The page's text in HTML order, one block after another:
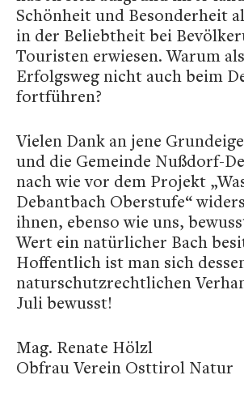
Schönheit und Besonderheit
in der Beliebtheit bei
Touristen erwiesen. Warum
Erfolgsweg nicht auch beim
fortführen?
Vielen Dank an jene
und die Gemeinde Nußdorf-
nach wie vor dem Projekt
Debantbach Oberstufe“
ihnen, ebenso wie uns,
Wert ein natürlicher Bach
Hoffentlich ist man sich
naturschutzrechtlichen
Juli bewusst!
Mag. Renate Hölzl
Obfrau Verein Osttirol Natur